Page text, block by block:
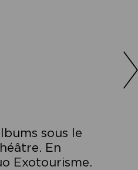
sous le
En
Exotourisme.